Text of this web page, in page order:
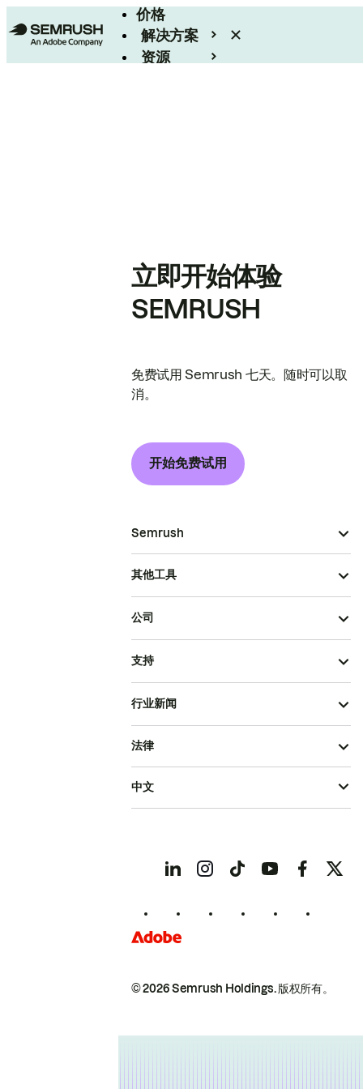
价格
解决方案
资源
立即开始体验
SEMRUSH
免费试用 Semrush 七天。随时可以取
消。
开始免费试用
Semrush
其他工具
公司
支持
行业新闻
© 2026 Semrush Holdings.版权所有。
法律
中文